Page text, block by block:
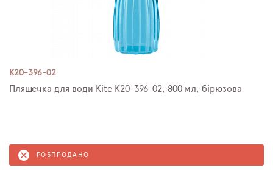
K20-396-02
Пляшечка для води Kite K20-396-02, 800 мл, бірюзова
РОЗПРОДАНО